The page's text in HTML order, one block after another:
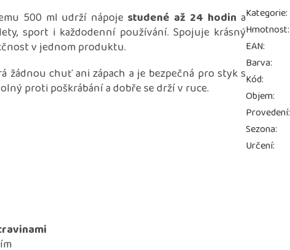
500 ml udrží nápojestudené až 24 hodin a
sport i každodenní používání. Spojuje krásný
v jednom produktu.
žádnou chuť ani zápach a je bezpečná pro styk s
proti poškrábání a dobře se drží v ruce.
Kategorie:
Hmotnost:
EAN:
Barva:
Kód:
Objem:
Provedení:
Sezona:
Určení: